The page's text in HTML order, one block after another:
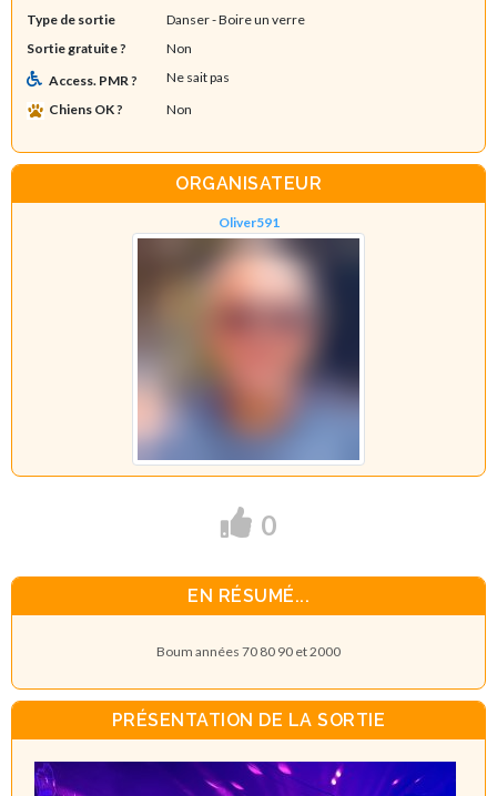
Type de sortie
Danser- Boire un verre
Sortie gratuite ?
Non
Access. PMR ?
Ne sait pas
Chiens OK ?
Non
ORGANISATEUR
Oliver591
0
EN RÉSUMÉ...
Boum années 70 80 90 et 2000
PRÉSENTATION DE LA SORTIE